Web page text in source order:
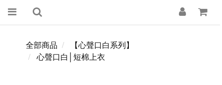
全部商品
【心聲口白系列】
心聲口白│短棉上衣